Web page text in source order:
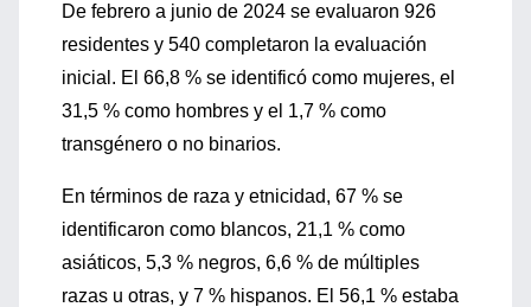
De febrero a junio de 2024 se evaluaron 926
residentes y 540 completaron la evaluación
inicial. El 66,8 % se identificó como mujeres, el
31,5 % como hombres y el 1,7 % como
transgénero o no binarios.
En términos de raza y etnicidad, 67 % se
identificaron como blancos, 21,1 % como
asiáticos, 5,3 % negros, 6,6 % de múltiples
razas u otras, y 7 % hispanos. El 56,1 % estaba